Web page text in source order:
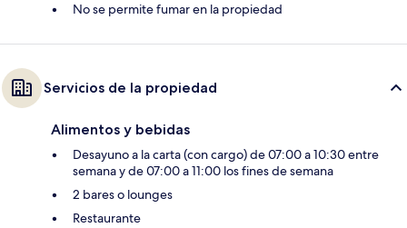
No se permite fumar en la propiedad
Servicios de la propiedad
Alimentos y bebidas
Desayuno a la carta (con cargo) de 07:00 a 10:30 entre
semana y de 07:00 a 11:00 los fines de semana
2 bares o lounges
Restaurante